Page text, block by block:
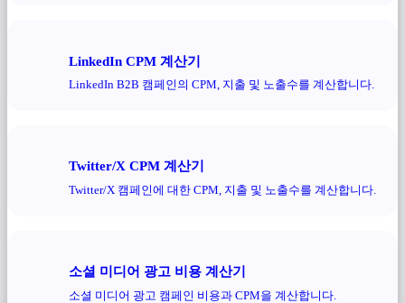
LinkedIn CPM 계산기
LinkedIn B2B 캠페인의 CPM, 지출 및 노출수를 계산합니다.
Twitter/X CPM 계산기
Twitter/X 캠페인에 대한 CPM, 지출 및 노출수를 계산합니다.
소셜 미디어 광고 비용 계산기
소셜 미디어 광고 캠페인 비용과 CPM을 계산합니다.